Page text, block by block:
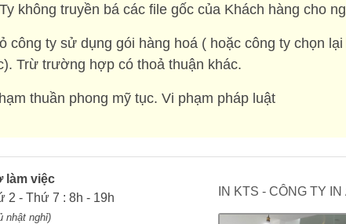
không truyền bá các file gốc của Khách hàng cho
công ty sử dụng gói hàng hoá ( hoặc công ty chọn
Trừ trường hợp có thoả thuận khác.
thuần phong mỹ tục. Vi phạm pháp luật
làm việc
2 - Thứ 7 : 8h - 19h
nhật nghỉ)
IN KTS - CÔNG TY